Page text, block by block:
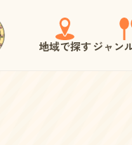
地域で探すジャン